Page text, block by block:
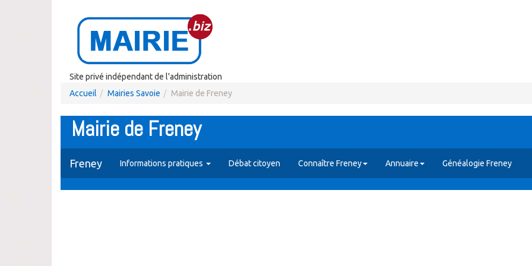
Site privé indépendant de l'administration
Accueil
Mairies Savoie Mairie de Freney
Mairie de Freney
Freney Informations pratiques Débat citoyen Connaître Freney Annuaire Généalogie Freney